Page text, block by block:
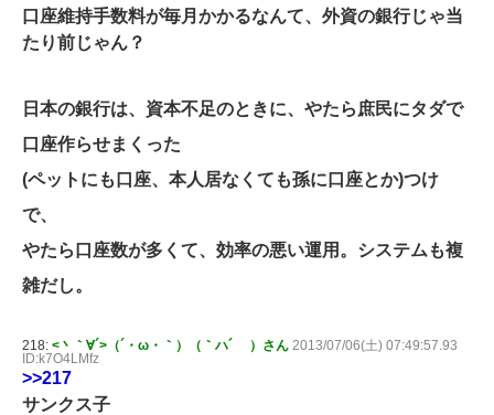
口座維持手数料が毎月かかるなんて、外資の銀行じゃ当
たり前じゃん？
日本の銀行は、資本不足のときに、やたら庶民にタダで
口座作らせまくった
(ペットにも口座、本人居なくても孫に口座とか)つけ
で、
やたら口座数が多くて、効率の悪い運用。システムも複
雑だし。
218: <丶｀∀´>（´・ω・｀）（｀ハ´ ）さん 2013/07/06(土) 07:49:57.93
ID:k7O4LMfz
>>217
サンクス子